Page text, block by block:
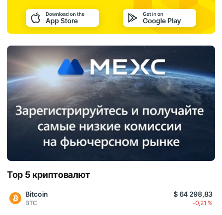
Top 5 криптовалют
Bitcoin
BTC
$ 64 298,83
-0,21 %